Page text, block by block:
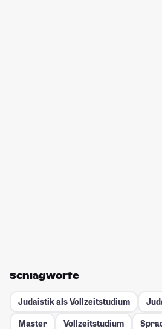
Schlagworte
Judaistik als Vollzeitstudium
Master
Vollzeitstudium